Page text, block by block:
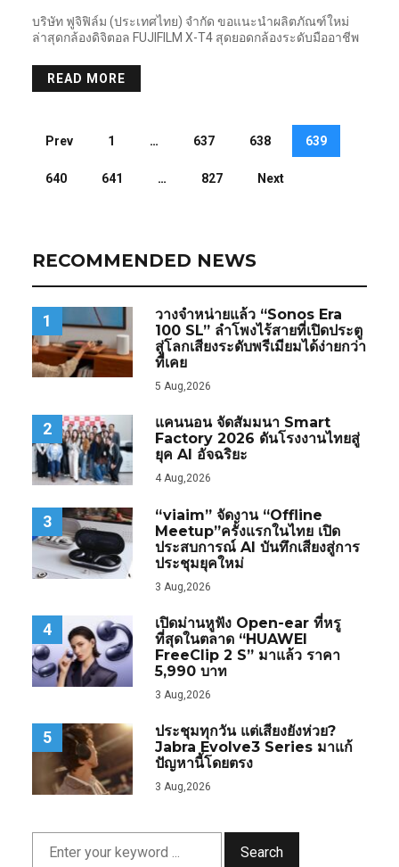
บริษัท ฟูจิฟิล์ม (ประเทศไทย) จำกัด ขอแนะนำผลิตภัณฑ์ใหม่
ล่าสุดกล้องดิจิตอล FUJIFILM X-T4 สุดยอดกล้องระดับมืออาชีพ
READ MORE
Prev 1 … 637 638 639
640 641 … 827 Next
RECOMMENDED NEWS
1
วางจำหน่ายแล้ว “Sonos Era
100 SL” ลำโพงไร้สายที่เปิดประตู
สู่โลกเสียงระดับพรีเมียมได้ง่ายกว่า
ที่เคย
5 Aug,2026
2
แคนนอน จัดสัมมนา Smart
Factory 2026 ดันโรงงานไทยสู่
ยุค AI อัจฉริยะ
4 Aug,2026
3
“viaim” จัดงาน “Offline
Meetup”ครั้งแรกในไทย เปิด
ประสบการณ์ AI บันทึกเสียงสู่การ
ประชุมยุคใหม่
3 Aug,2026
4
เปิดม่านหูฟัง Open-ear ที่หรู
ที่สุดในตลาด “HUAWEI
FreeClip 2 S” มาแล้ว ราคา
5,990 บาท
3 Aug,2026
5
ประชุมทุกวัน แต่เสียงยังห่วย?
Jabra Evolve3 Series มาแก้
ปัญหานี้โดยตรง
3 Aug,2026
Search